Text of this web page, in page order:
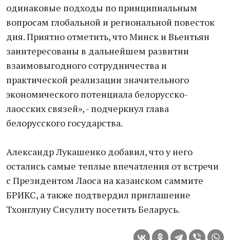
одинаковые подходы по принципиальным
вопросам глобальной и региональной повесток
дня. Приятно отметить, что Минск и Вьентьян
заинтересованы в дальнейшем развитии
взаимовыгодного сотрудничества и
практической реализации значительного
экономического потенциала белорусско-
лаосских связей», - подчеркнул глава
белорусского государства.
Александр Лукашенко добавил, что у него
остались самые теплые впечатления от встречи
с Президентом Лаоса на казанском саммите
БРИКС, а также подтвердил приглашение
Тхонглуну Сисулиту посетить Беларусь.